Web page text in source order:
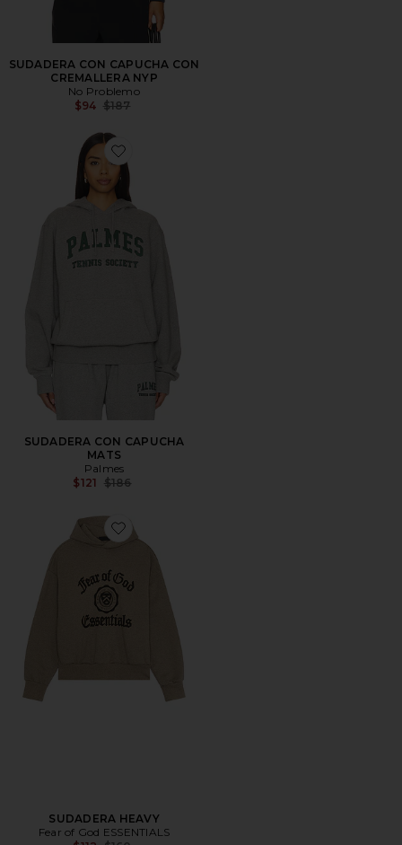
SUDADERA CON CAPUCHA CON
CREMALLERA NYP
No Problemo
$94 Previous price:
$187
Favorite SUDADERA CON CAPUCHA MATS
SUDADERA CON CAPUCHA
MATS
Palmes
$121 Previous price:
$186
Favorite SUDADERA HEAVY
SUDADERA HEAVY
Fear of God ESSENTIALS